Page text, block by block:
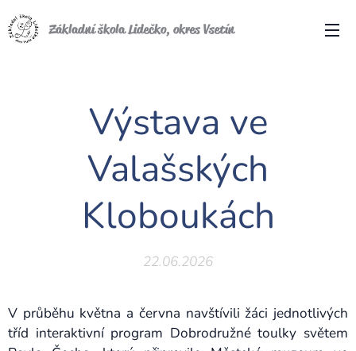
Základní škola Lidečko, okres Vsetín
Výstava ve
Valašských
Kloboukách
22.06.2026
V průběhu května a června navštívili žáci jednotlivých
tříd interaktivní program Dobrodružné toulky světem